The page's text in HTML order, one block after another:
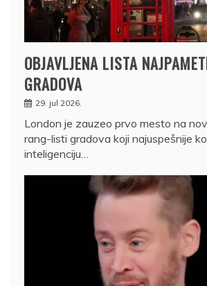
OBJAVLJENA LISTA
GRADOVA
29. jul 2026.
London je zauzeo prvo mesto na
rang-listi gradova koji najuspešnije
inteligenciju…